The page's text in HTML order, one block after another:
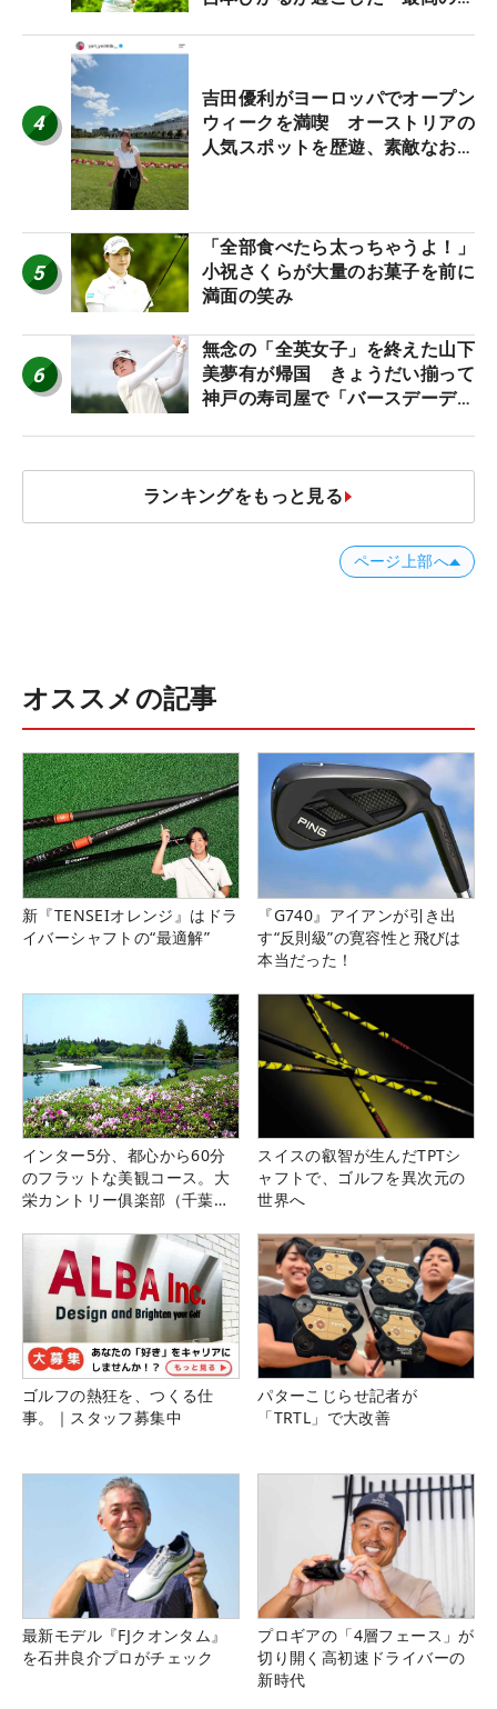
4
吉田優利がヨーロッパでオープン
ウィークを満喫 オーストリアの
人気スポットを歴遊、素敵なお土
5
「全部食べたら太っちゃうよ！」
小祝さくらが大量のお菓子を前に
満面の笑み
6
無念の「全英女子」を終えた山下
美夢有が帰国 きょうだい揃って
神戸の寿司屋で「バースデーディ
ランキングをもっと見る
ページ上部へ
オススメの記事
新『TENSEIオレンジ』はドラ
イバーシャフトの“最適解”
『G740』アイアンが引き出
す“反則級”の寛容性と飛びは
本当だった！
インター5分、都心から60分
のフラットな美観コース。大
栄カントリー俱楽部（千葉
スイスの叡智が生んだTPTシ
ャフトで、ゴルフを異次元の
世界へ
ゴルフの熱狂を、つくる仕
事。｜スタッフ募集中
パターこじらせ記者が
「TRTL」で大改善
最新モデル『FJクオンタム』
を石井良介プロがチェック
プロギアの「4層フェース」が
切り開く高初速ドライバーの
新時代